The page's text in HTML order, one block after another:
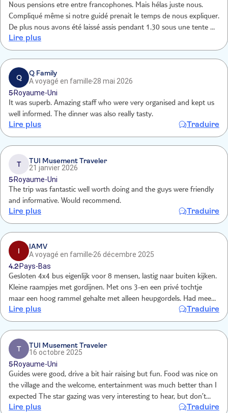
Nous pensions etre entre francophones. Mais hélas juste nous.
Compliqué même si notre guidé prenait le temps de nous expliquer.
De plus nous avons été laissé assis pendant 1.30 sous une tente en
attendant le tour de quad. On aurait aimé le savoir avant nous
aurions fait le quad également Manques d
Lire plus
Q
Q Family
A voyagé en famille 28 mai 2026
5 Royaume-Uni
It was superb. Amazing staff who were very organised and kept us
well informed. The dinner was also really tasty.
Lire plus Traduire
T
TUI Musement Traveler
21 janvier 2026
5 Royaume-Uni
The trip was fantastic well worth doing and the guys were friendly
and informative. Would recommend.
Lire plus Traduire
I
IAMV
A voyagé en famille 26 décembre 2025
4.2 Pays-Bas
Gesloten 4x4 bus eigenlijk voor 8 mensen, lastig naar buiten kijken.
Kleine raampjes met gordijnen. Met ons 3-en een privé tochtje
maar een hoog rammel gehalte met alleen heupgordels. Had meer
een jeep verwacht dan een busje. Rest was prima, zolang je maar
geen hoge verwachtingen hebt van de show en het sterren kijken.
Gids en chauffeur was super leuk en vertelde veel.
Lire plus Traduire
T
TUI Musement Traveler
16 octobre 2025
5 Royaume-Uni
Guides were good, drive a bit hair raising but fun. Food was nice on
the village and the welcome, entertainment was much better than I
expected The star gazing was very interesting to hear, but don’t
expect too much of using the telescope with 60-100 people there
Lire plus Traduire